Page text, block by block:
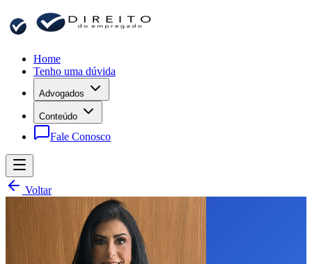
Home
Tenho uma dúvida
Advogados
Conteúdo
Fale Conosco
Voltar